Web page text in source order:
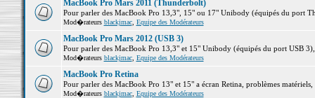
MacBook Pro Mars 2011 (Thunderbolt)
Pour parler des MacBook Pro 13,3", 15" ou 17" Unibody (équipés du port
Mod�rateurs blackjmac, Equipe des Modérateurs
MacBook Pro Mars 2012 (USB 3)
Pour parler des MacBook Pro 13,3" et 15" Unibody (équipés du port USB
Mod�rateurs blackjmac, Equipe des Modérateurs
MacBook Pro Retina
Pour parler des MacBook Pro 13" et 15" a écran Retina, problèmes matériels,
Mod�rateurs blackjmac, Equipe des Modérateurs